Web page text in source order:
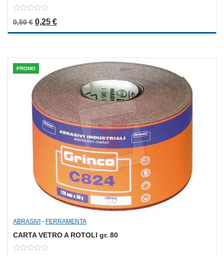
out
0,50€ Il prezzo originale era: 0,50 €.
0,25 €Il prezzo attuale è: 0,25 €.
PROMO
ABRASIVI - FERRAMENTA
CARTA VETRO A ROTOLI gr. 80